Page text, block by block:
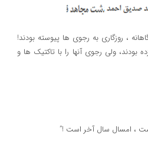
، روزگاری به رجوی ها پیوسته بودند!
ولی رجوی آنها را با تاکتیک ها و
، امسال سال آخر است !”